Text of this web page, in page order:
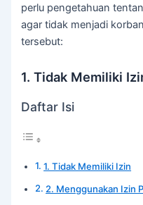
perlu pengetahuan
agar tidak menjadi
tersebut:
1. Tidak Memiliki
Daftar Isi
1. Tidak Memiliki Izin
2. Menggunakan Izin